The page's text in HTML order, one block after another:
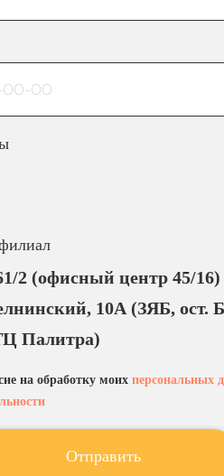
2 (офисный центр 45/16)
10А (ЗЯБ, ост.
Палитра)
на обработку моих персональных
Отправить